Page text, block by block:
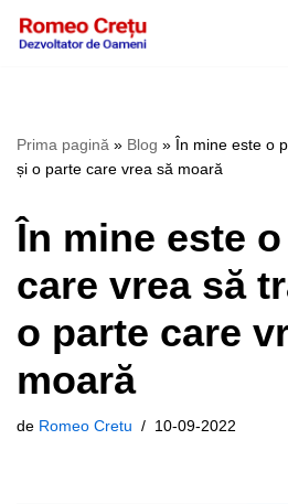
Prima pagină » Blog » În mine este o
și o parte care vrea să moară
În mine este
care vrea să
o parte care
moară
de Romeo Cretu 10-09-2022